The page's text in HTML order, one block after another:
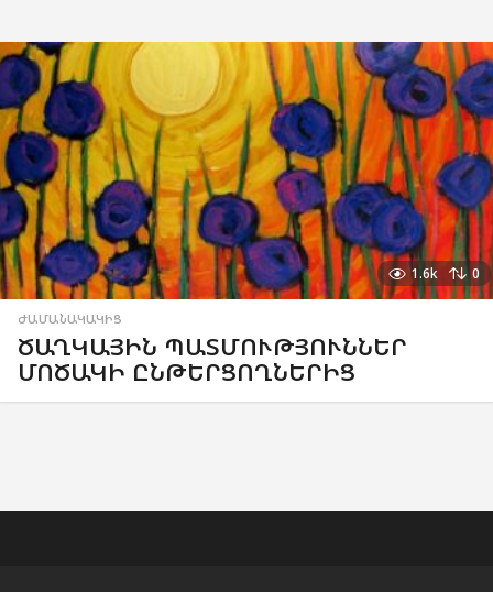
1.6k 0
ԺԱՄԱՆԱԿԱԿԻՑ
ԾԱՂԿԱՅԻՆ ՊԱՏՄՈՒԹՅՈՒՆՆԵՐ
ՄՈԾԱԿԻ ԸՆԹԵՐՑՈՂՆԵՐԻՑ